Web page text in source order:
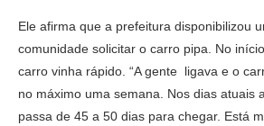
Ele afirma que a prefeitura disponibilizou
comunidade solicitar o carro pipa. No
carro vinha rápido. “A gente ligava e o
no máximo uma semana. Nos dias atuais
passa de 45 a 50 dias para chegar. Está